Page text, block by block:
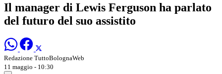
Il manager di Lewis Ferguson ha parlato
del futuro del suo assistito
Redazione TuttoBolognaWeb
11 maggio - 10:30